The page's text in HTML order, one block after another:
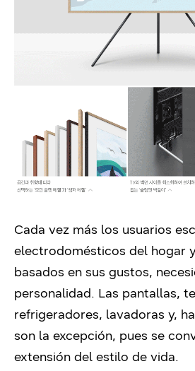
Cada vez más los usuarios
electrodomésticos del hogar
basados en sus gustos,
personalidad. Las pantallas,
refrigeradores, lavadoras y,
son la excepción, pues se
extensión del estilo de vida.